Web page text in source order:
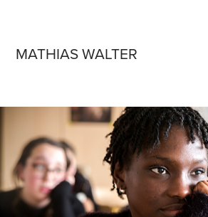
MATHIAS WALTER
REGARDS CROISÉS
2018